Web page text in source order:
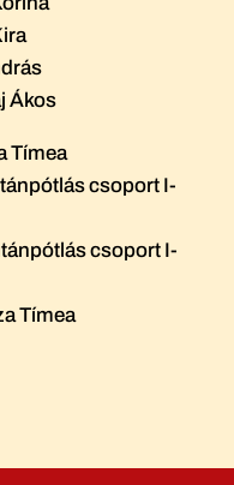
Ákos
Tímea
csoport I-
csoport I-
Tímea